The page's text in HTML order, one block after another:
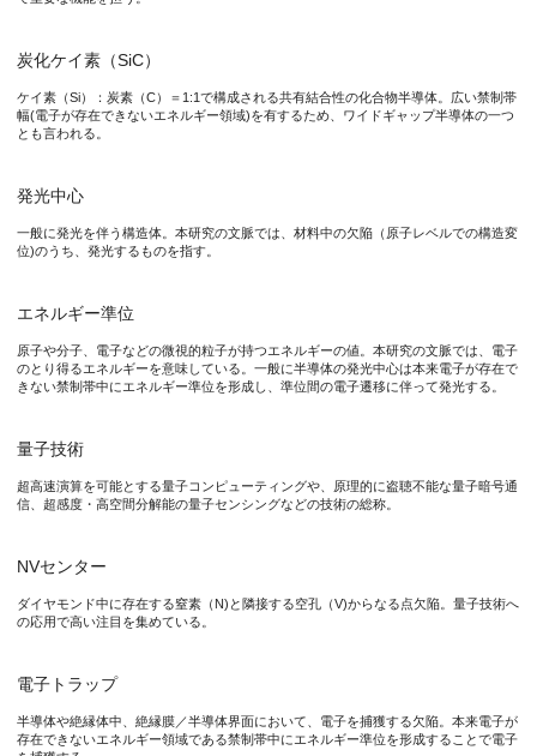
図1. 絶縁膜／SiC界面発光中心の発光の模式図。緑色のレーザ
図2. 発光中心の積算発光強度と電子トラップ密度の関係。
研究の背景
炭化ケイ素（SiC）は、量子材料であるダイヤモンドと同様の
研究の内容
判明したエネルギー準位をもとに先行の理論研究と比較したと
本研究成果は、2025年2月27日（木）23時（日本時間）に国際
炭化ケイ素（SiC）
ケイ素（Si）：炭素（C）＝1:1で構成される共有結合性の化合物半導体。広い禁制帯
幅(電子が存在できないエネルギー領域)を有するため、ワイドギャップ半導体の一つ
とも言われる。
発光中心
一般に発光を伴う構造体。本研究の文脈では、材料中の欠陥（原子レベルでの構造変
位)のうち、発光するものを指す。
エネルギー準位
原子や分子、電子などの微視的粒子が持つエネルギーの値。本研究の文脈では、電子
のとり得るエネルギーを意味している。一般に半導体の発光中心は本来電子が存在で
きない禁制帯中にエネルギー準位を形成し、準位間の電子遷移に伴って発光する。
量子技術
超高速演算を可能とする量子コンピューティングや、原理的に盗聴不能な量子暗号通
信、超感度・高空間分解能の量子センシングなどの技術の総称。
NVセンター
ダイヤモンド中に存在する窒素（N)と隣接する空孔（V)からなる点欠陥。量子技術へ
の応用で高い注目を集めている。
電子トラップ
半導体や絶縁体中、絶縁膜／半導体界面において、電子を捕獲する欠陥。本来電子が
存在できないエネルギー領域である禁制帯中にエネルギー準位を形成することで電子